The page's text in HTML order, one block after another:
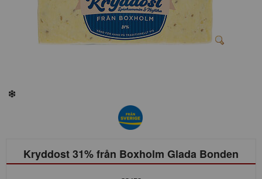
Kryddost 31% från Boxholm Glada Bonden